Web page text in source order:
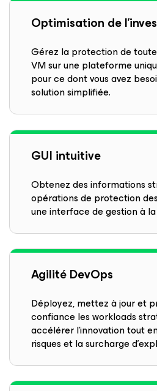
Optimisation de
Gérez la protection de
VM sur une plateforme
pour ce dont vous avez
solution simplifiée.
GUI intuitive
Obtenez des informations
opérations de protection
une interface de gestion à
Agilité DevOps
Déployez, mettez à jour et
confiance les workloads
accélérer l’innovation tout
risques et la surcharge